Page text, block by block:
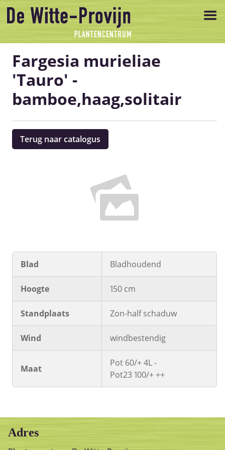
Fargesia murieliae
'Tauro' -
bamboe,haag,solitair
Terug naar catalogus
Blad Bladhoudend
Hoogte 150 cm
Standplaats Zon-half schaduw
Wind windbestendig
Maat
Pot 60/+ 4L -
Pot23 100/+ ++
Adres